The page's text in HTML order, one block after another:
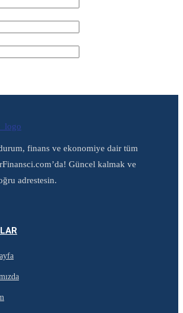
finans ve ekonomiye dair tüm
Güncel kalmak ve
adrestesin.